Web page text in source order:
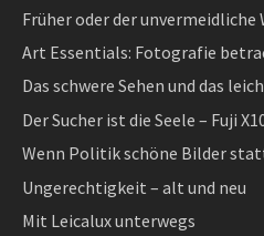
Früher oder der unvermeidliche
Art Essentials: Fotografie
Das schwere Sehen und das
Der Sucher ist die Seele – Fuji
Wenn Politik schöne Bilder
Ungerechtigkeit – alt und neu
Mit Leicalux unterwegs